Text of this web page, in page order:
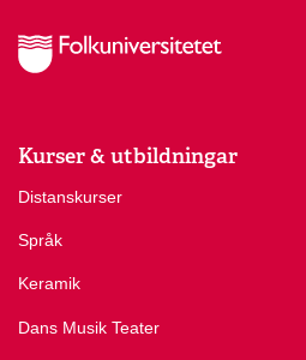
Kurser & utbildningar
Distanskurser
Språk
Keramik
Dans Musik Teater